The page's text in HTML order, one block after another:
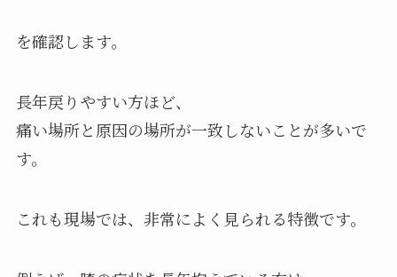
を確認します。
長年戻りやすい方ほど、
痛い場所と原因の場所が一致しないことが多いで
す。
これも現場では、非常によく見られる特徴です。